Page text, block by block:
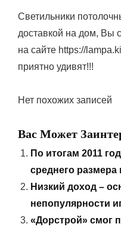
Светильники
доставкой на дом, Вы
на сайте https://
приятно удивят!!!
Нет похожих записей
Вас Может
По итогам 2011
среднего размера
Низкий доход –
непопулярности
«Дорстрой» смог